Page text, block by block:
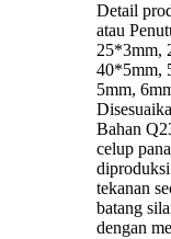
Detail
atau
25*3mm,
40*5mm,
5mm,
Bahan
celup
diproduksi
tekanan
batang
dengan